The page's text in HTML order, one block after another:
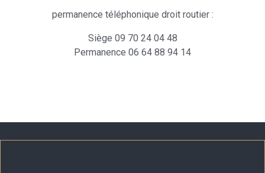
permanence téléphonique droit routier :
Siège 09 70 24 04 48
Permanence 06 64 88 94 14